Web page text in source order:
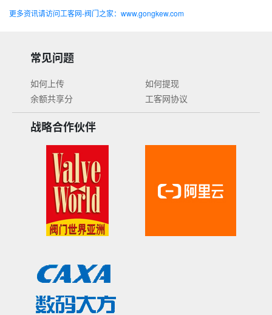
更多资讯请访问工客网-阀门之家：www.gongkew.com
常见问题
如何上传
如何提现
余额共享分
工客网协议
战略合作伙伴